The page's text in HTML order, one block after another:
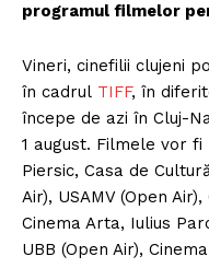
programul filmelor
Vineri, cinefilii clujeni
în cadrul TIFF, în
începe de azi în Cluj-
1 august. Filmele vor
Piersic, Casa de
Air), USAMV (Open
Cinema Arta, Iulius
UBB (Open Air),